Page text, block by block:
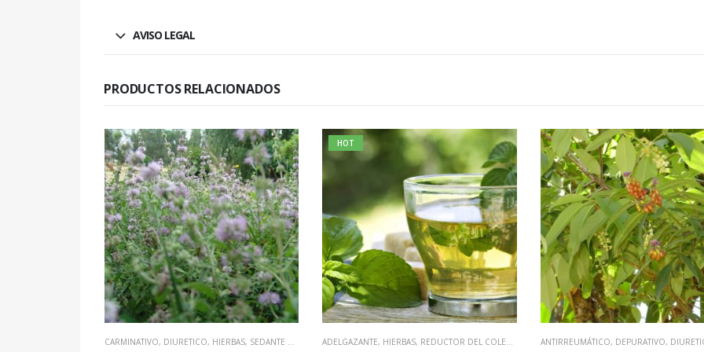
AVISO LEGAL
PRODUCTOS RELACIONADOS
CARMINATIVO,DIURETICO,HIERBAS,SEDANTE NERVIOSO
HOT
ADELGAZANTE,HIERBAS,REDUCTOR DEL COLESTEROL ANTIRREUMÁTICO,DEPURATIVO,DIURETICO